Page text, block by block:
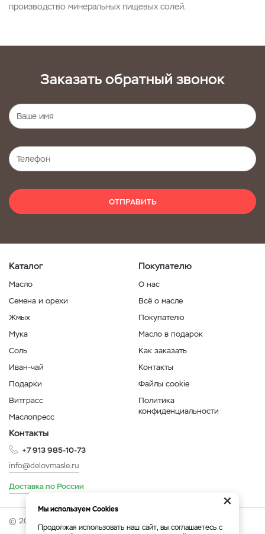
производство минеральных пищевых солей.
Заказать обратный звонок
ОТПРАВИТЬ
Каталог
Масло
Семена и орехи
Жмых
Мука
Соль
Иван-чай
Подарки
Витграсс
Маслопресс
Покупателю
О нас
Всё о масле
Покупателю
Масло в подарок
Как заказать
Контакты
Файлы cookie
Политика
конфиденциальности
Контакты
+7 913 985-10-73
info@delovmasle.ru
Доставка по России
© 2026 Интернет-магазин "Дело в масле".
×
Мы используем Cookies
Продолжая использовать наш сайт, вы соглашаетесь с